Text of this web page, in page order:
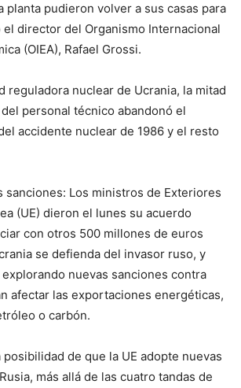
planta pudieron volver a sus casas para
el director del Organismo Internacional
(OIEA), Rafael Grossi.
reguladora nuclear de Ucrania, la mitad
personal técnico abandonó el
accidente nuclear de 1986 y el resto
sanciones: Los ministros de Exteriores
(UE) dieron el lunes su acuerdo
con otros 500 millones de euros
se defienda del invasor ruso, y
nuevas sanciones contra
afectar las exportaciones energéticas,
o carbón.
de que la UE adopte nuevas
más allá de las cuatro tandas de